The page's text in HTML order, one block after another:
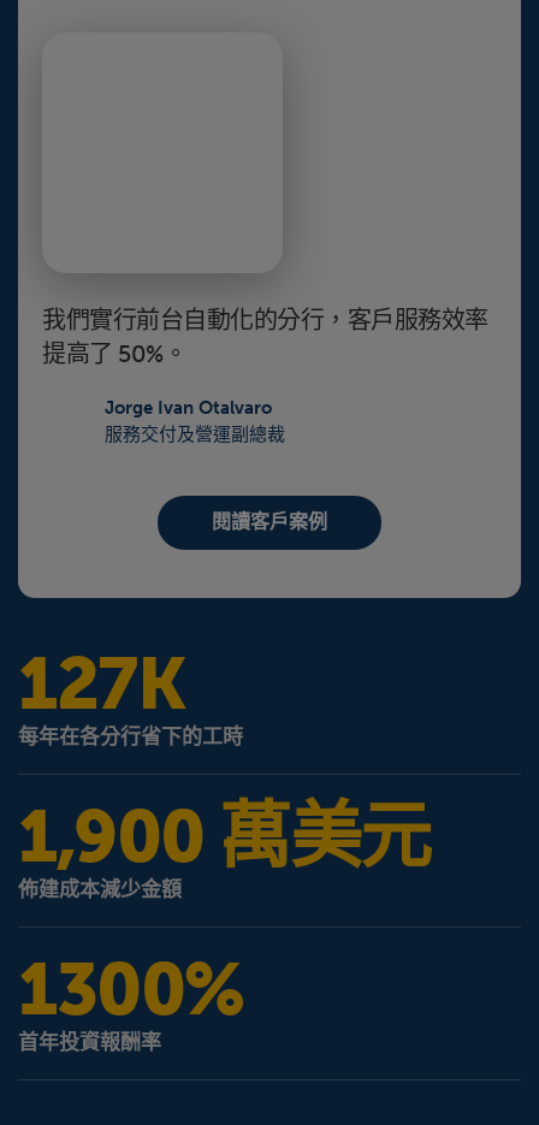
我們實行前台自動化的分行，客戶服務效率
提高了 50%。
Jorge Ivan Otalvaro
服務交付及營運副總裁
閱讀客戶案例
127K
每年在各分行省下的工時
1,900 萬美元
佈建成本減少金額
1300%
首年投資報酬率